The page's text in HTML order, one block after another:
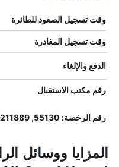
وقت تسجيل الصعود للطائرة
وقت تسجيل المغادرة
الدفع والإلغاء
رقم مكتب الاستقبال
رقم الرخصة: 55130, 9120403211889